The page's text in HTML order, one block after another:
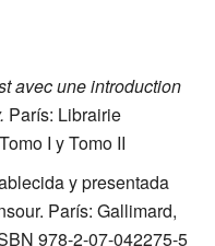
avec une introduction
París: Librairie
I y Tomo II
y presentada
París: Gallimard,
978-2-07-042275-5